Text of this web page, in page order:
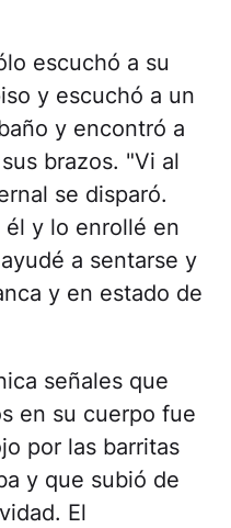
escuchó a su
y escuchó a un
y encontró a
brazos. "Vi al
se disparó.
él y lo enrollé en
a sentarse y
y en estado de
señales que
en su cuerpo fue
por las barritas
y que subió de
El